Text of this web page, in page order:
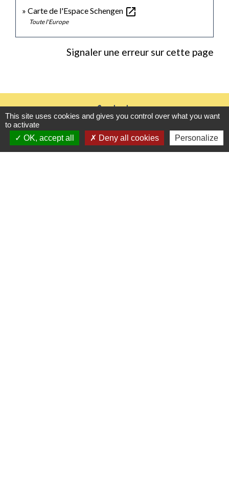
Carte de l'Espace Schengen open_in_new
Toute l'Europe
Signaler une erreur sur cette page
Contacts
Mairie de Gasny
42 rue de Paris
This site uses cookies and gives you control over what you want
to activate
OK, accept all
Deny all cookies Personalize